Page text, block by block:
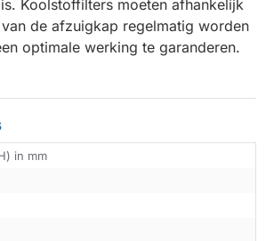
Koolstoffilters moeten afhankelijk
de afzuigkap regelmatig worden
optimale werking te garanderen.
in mm